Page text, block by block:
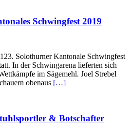
Schwingfest 2019
Solothurner Kantonale Schwingfest
In der Schwingarena lieferten sich
im Sägemehl. Joel Strebel
obenaus […]
& Botschafter